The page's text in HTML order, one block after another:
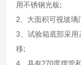
用不锈钢光板;
2、大面积可视玻
3、试验箱底部采
移;
4、具有270度摆管